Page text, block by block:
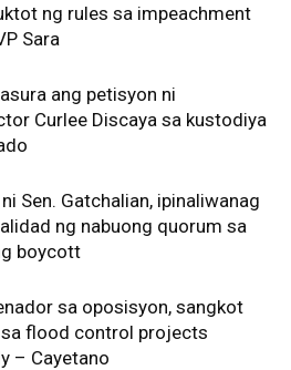
ng rules sa impeachment
Sara
ang petisyon ni
Curlee Discaya sa kustodiya
Sen. Gatchalian, ipinaliwanag
ng nabuong quorum sa
boycott
sa oposisyon, sangkot
flood control projects
– Cayetano